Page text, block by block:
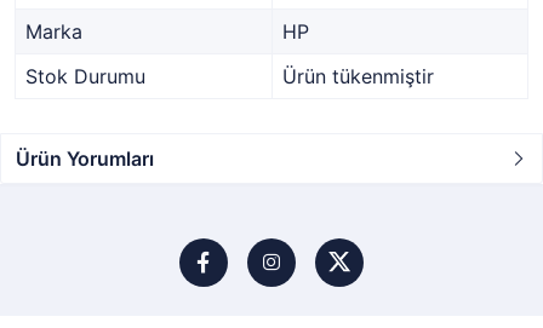
Marka
HP
Stok Durumu
Ürün tükenmiştir
Ürün Yorumları